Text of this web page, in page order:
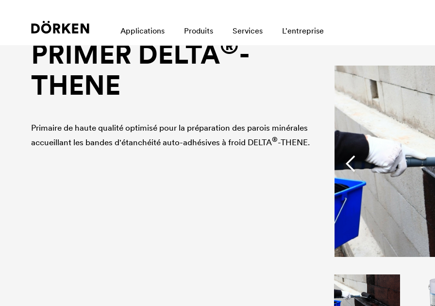
Applications Produits Services L'entreprise
Accessoires, étanchéité à l'eau, primaire d'accrochage
PRIMER DELTA®-
THENE
Primaire de haute qualité optimisé pour la préparation des parois minérales
accueillant les bandes d'étanchéité auto-adhésives à froid DELTA®-THENE.